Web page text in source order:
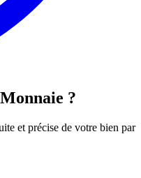
?
et précise de votre bien par